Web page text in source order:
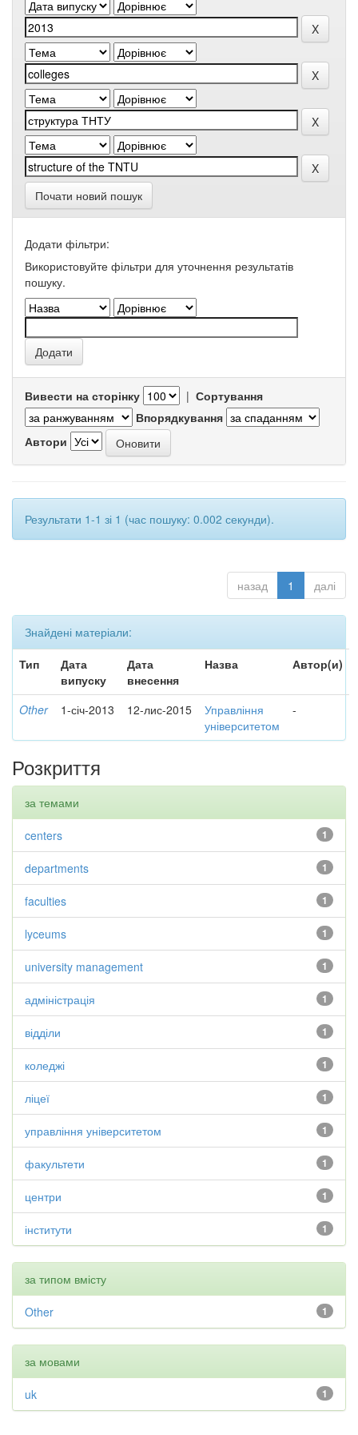
Почати новий пошук
Додати фільтри:
Використовуйте фільтри для уточнення результатів
пошуку.
Вивести на сторінку | Сортування
Впорядкування
Автори
Результати 1-1 зі 1 (час пошуку: 0.002 секунди).
назад 1 далі
Знайдені матеріали:
Тип
Дата
випуску
Дата
внесення
Назва Автор(и)
Other 1-січ-2013 12-лис-2015
Управління
університетом
-
Розкриття
за темами
1
centers
1
departments
1
faculties
1
lyceums
1
university management
1
адміністрація
1
відділи
1
коледжі
1
ліцеї
1
управління університетом
1
факультети
1
центри
1
інститути
за типом вмісту
1
Other
за мовами
1
uk